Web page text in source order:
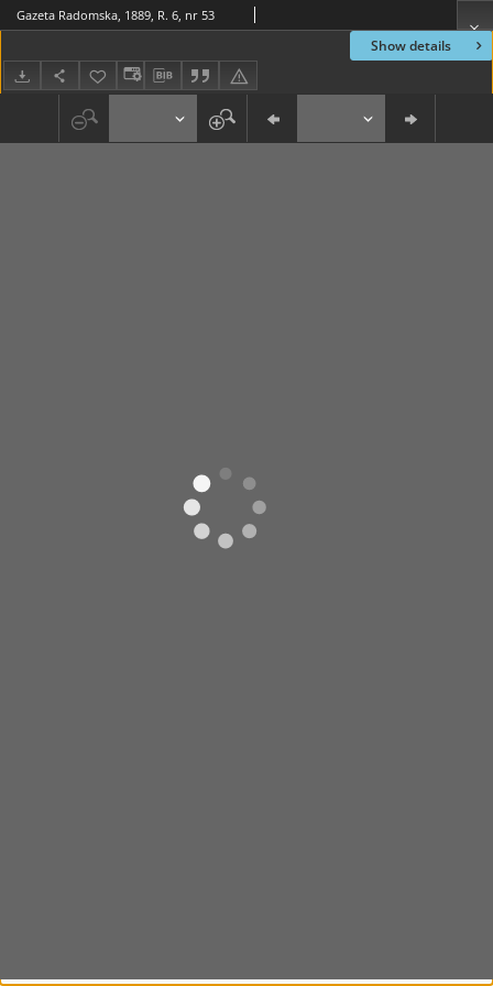
Show details
Gazeta Radomska, 1889, R. 6, nr 53